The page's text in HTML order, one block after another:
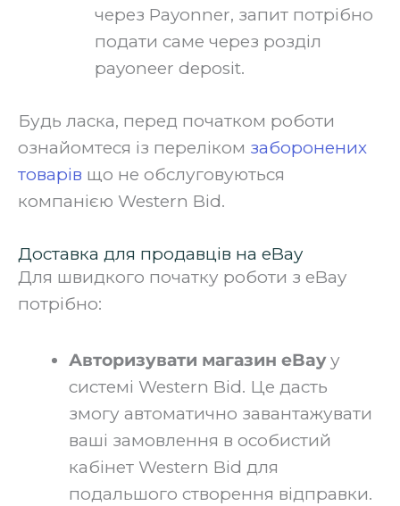
через Payonner, запит потрібно
подати саме через розділ
payoneer deposit.‍
Будь ласка, перед початком роботи
ознайомтеся із переліком заборонених
товарів що не обслуговуються
компанією Western Bid.
Доставка для продавців на eBay
Для швидкого початку роботи з eBay
потрібно:‍
Авторизувати магазин eBayу
системі Western Bid. Це дасть
змогу автоматично завантажувати
ваші замовлення в особистий
кабінет Western Bid для
подальшого створення відправки.